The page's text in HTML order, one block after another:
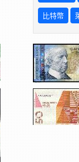
比特幣